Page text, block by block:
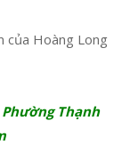
của Hoàng Long
Thạnh